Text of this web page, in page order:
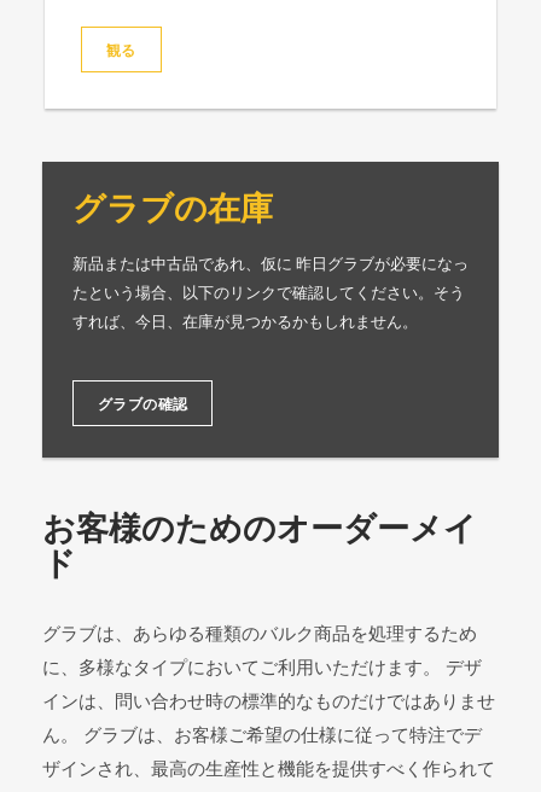
観る
グラブの在庫
新品または中古品であれ、仮に 昨日グラブが必要になっ
たという場合、以下のリンクで確認してください。そう
すれば、今日、在庫が見つかるかもしれません。
グラブの確認
お客様のためのオーダーメイ
ド
グラブは、あらゆる種類のバルク商品を処理するため
に、多様なタイプにおいてご利用いただけます。 デザ
インは、問い合わせ時の標準的なものだけではありませ
ん。 グラブは、お客様ご希望の仕様に従って特注でデ
ザインされ、最高の生産性と機能を提供すべく作られて